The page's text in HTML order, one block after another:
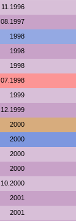
11.1996
08.1997
1998
1998
1998
07.1998
1999
12.1999
2000
2000
2000
2000
10.2000
2001
2001